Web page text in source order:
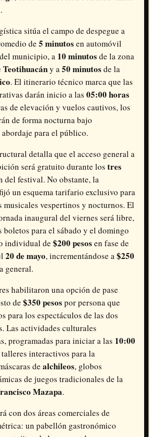
.
sitúa el campo de despegue a
de 5 minutos en automóvil
municipio, a 10 minutos de la zona
Teotihuacány a50 minutos de la
. El itinerario técnico marca que las
darán inicio a las 05:00 horas
de elevación y vuelos cautivos, los
de forma nocturna bajo
para el público.
detalla que el acceso general a
será gratuito durante los tres
del festival. No obstante, la
un esquema tarifario exclusivo para
musicales vespertinos y nocturnos. El
inaugural del viernes será libre,
boletos para el sábado y el domingo
individual de $200 pesos en fase de
20 de mayo, incrementándose a$250
general.
habilitaron una opción de pase
de $350 pesos por persona que
para los espectáculos de las dos
Las actividades culturales
programadas para iniciar a las 10:00
interactivos para la
de alchileos, globos
de juegos tradicionales de la
Mazapa.
con dos áreas comerciales de
un pabellón gastronómico